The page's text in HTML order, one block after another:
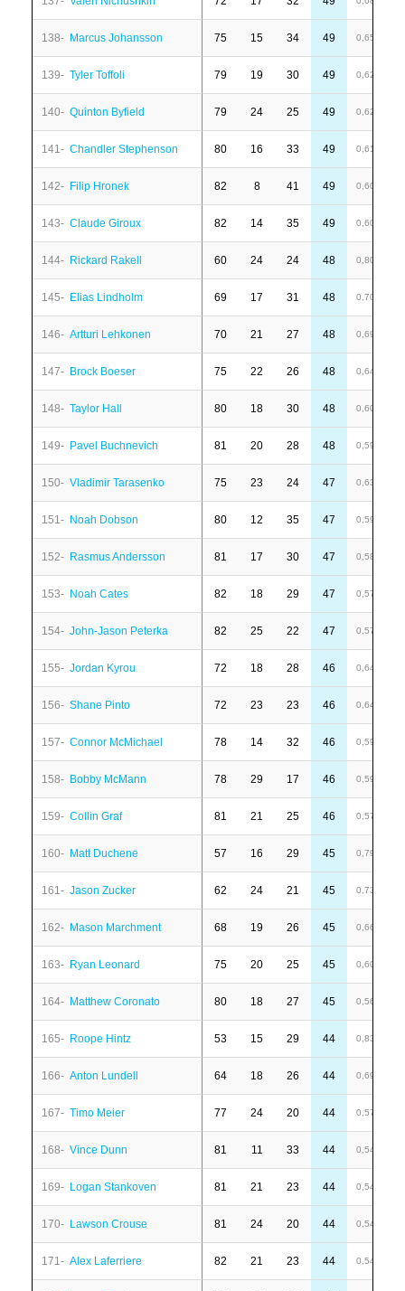
138- Marcus Johansson 75 15 34 49 0,65
139- Tyler Toffoli 79 19 30 49 0,62
140- Quinton Byfield 79 24 25 49 0,62
141- Chandler Stephenson 80 16 33 49 0,61
142- Filip Hronek 82 8 41 49 0,60
143- Claude Giroux 82 14 35 49 0,60
144- Rickard Rakell 60 24 24 48 0,80
145- Elias Lindholm 69 17 31 48 0,70
146- Artturi Lehkonen 70 21 27 48 0,69
147- Brock Boeser 75 22 26 48 0,64
148- Taylor Hall 80 18 30 48 0,60
149- Pavel Buchnevich 81 20 28 48 0,59
150- Vladimir Tarasenko 75 23 24 47 0,63
151- Noah Dobson 80 12 35 47 0,59
152- Rasmus Andersson 81 17 30 47 0,58
153- Noah Cates 82 18 29 47 0,57
154- John-Jason Peterka 82 25 22 47 0,57
155- Jordan Kyrou 72 18 28 46 0,64
156- Shane Pinto 72 23 23 46 0,64
157- Connor McMichael 78 14 32 46 0,59
158- Bobby McMann 78 29 17 46 0,59
159- Collin Graf 81 21 25 46 0,57
160- Matt Duchene 57 16 29 45 0,79
161- Jason Zucker 62 24 21 45 0,73
162- Mason Marchment 68 19 26 45 0,66
163- Ryan Leonard 75 20 25 45 0,60
164- Matthew Coronato 80 18 27 45 0,56
165- Roope Hintz 53 15 29 44 0,83
166- Anton Lundell 64 18 26 44 0,69
167- Timo Meier 77 24 20 44 0,57
168- Vince Dunn 81 11 33 44 0,54
169- Logan Stankoven 81 21 23 44 0,54
170- Lawson Crouse 81 24 20 44 0,54
171- Alex Laferriere 82 21 23 44 0,54